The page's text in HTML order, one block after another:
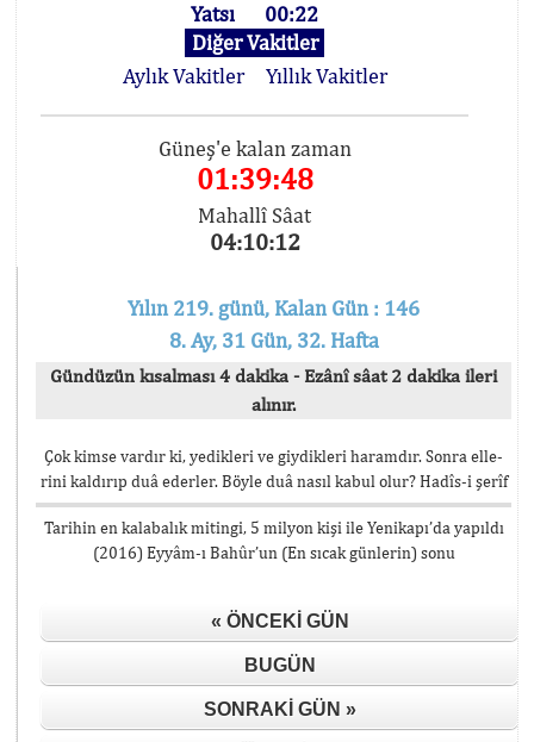
Yatsı
00:22
Diğer Vakitler
Aylık Vakitler
Yıllık Vakitler
Güneş'e kalan zaman
01:39:48
Mahallî Sâat
04:10:12
Yılın 219. günü, Kalan Gün : 146
8. Ay, 31 Gün, 32. Hafta
Gündüzün kısalması 4 dakika - Ezânî sâat 2 dakika ileri
alınır.
Çok kimse vardır ki, yedikleri ve giydikleri haramdır. Sonra elle-
rini kaldırıp duâ ederler. Böyle duâ nasıl kabul olur? Hadîs-i şerîf
Tarihin en kalabalık mitingi, 5 milyon kişi ile Yenikapı’da yapıldı
(2016) Eyyâm-ı Bahûr’un (En sıcak günlerin) sonu
« ÖNCEKI GÜN
BUGÜN
SONRAKI GÜN »